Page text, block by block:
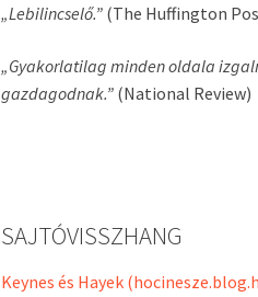
„Lebilincselő.” (The Huffington
„Gyakorlatilag minden oldala
gazdagodnak.” (National Review)
SAJTÓVISSZHANG
Keynes és Hayek